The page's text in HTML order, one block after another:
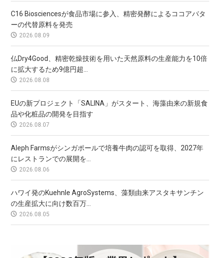
C16 Biosciencesが食品市場に参入、精密発酵によるココアバタ
ーの代替原料を発売
2026.08.09
仏Dry4Good、精密乾燥技術を用いた天然原料の生産能力を10倍
に拡大するため9億円超...
2026.08.08
EUの新プロジェクト「SALINA」がスタート、海藻由来の新規食
品や化粧品の開発を目指す
2026.08.07
Aleph Farmsがシンガポールで培養牛肉の認可を取得、2027年
にレストランでの展開を...
2026.08.06
ハワイ発のKuehnle AgroSystems、藻類由来アスタキサンチン
の生産拡大に向け数百万...
2026.08.05